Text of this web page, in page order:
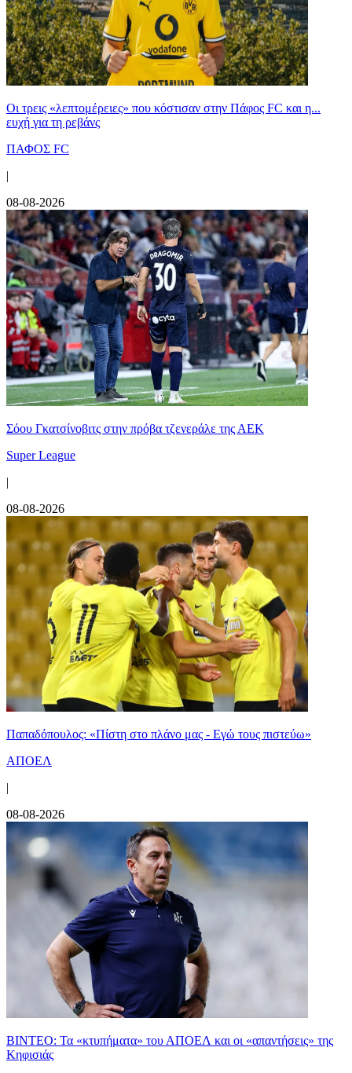
Οι τρεις «λεπτομέρειες» που κόστισαν στην Πάφος FC και η...
ευχή για τη ρεβάνς
ΠΑΦΟΣ FC
|
08-08-2026
Σόου Γκατσίνοβιτς στην πρόβα τζενεράλε της ΑΕΚ
Super League
|
08-08-2026
Παπαδόπουλος: «Πίστη στο πλάνο μας - Εγώ τους πιστεύω»
ΑΠΟΕΛ
|
08-08-2026
ΒΙΝΤΕΟ: Τα «κτυπήματα» του ΑΠΟΕΛ και οι «απαντήσεις» της
Κηφισιάς